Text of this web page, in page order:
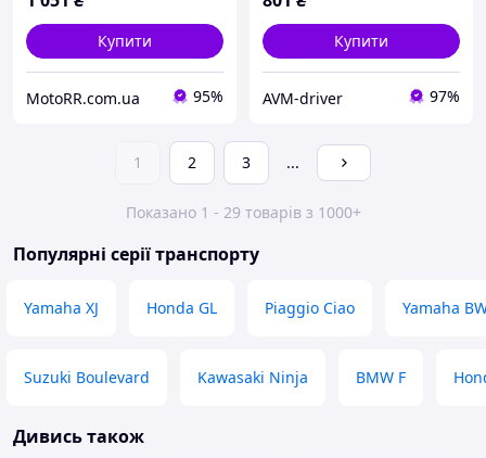
Купити
MotoRR.com.ua 95%
Купити
AVM-driver 97%
1 2 3 ...
Показано 1 - 29 товарів з 1000+
Популярні серії транспорту
Yamaha XJ Honda GL Piaggio Ciao Yamaha
Suzuki Boulevard Kawasaki Ninja BMW F
Дивись також